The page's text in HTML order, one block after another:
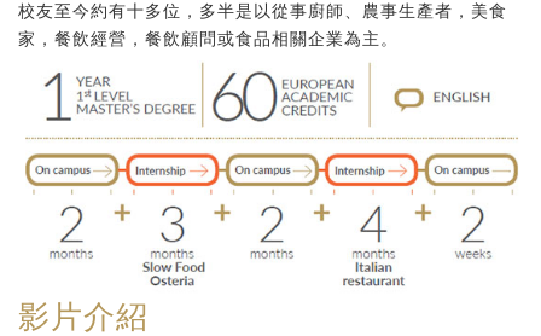
校友至今約有十多位，多半是以從事廚師、農事生產者，美食
家，餐飲經營，餐飲顧問或食品相關企業為主。
影片介紹